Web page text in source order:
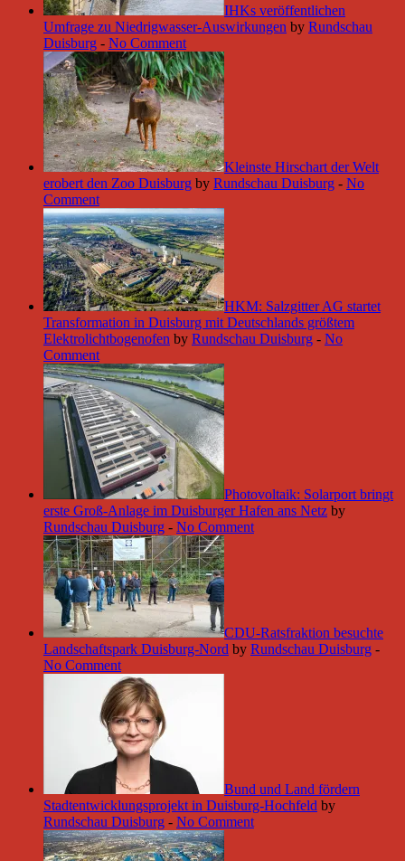
IHKs veröffentlichen
Umfrage zu Niedrigwasser-Auswirkungen by Rundschau
Duisburg - No Comment
Kleinste Hirschart der Welt
erobert den Zoo Duisburg by Rundschau Duisburg - No
Comment
HKM: Salzgitter AG startet
Transformation in Duisburg mit Deutschlands größtem
Elektrolichtbogenofen by Rundschau Duisburg - No
Comment
Photovoltaik: Solarport bringt
erste Groß-Anlage im Duisburger Hafen ans Netz by
Rundschau Duisburg - No Comment
CDU-Ratsfraktion besuchte
Landschaftspark Duisburg-Nord by Rundschau Duisburg -
No Comment
Bund und Land fördern
Stadtentwicklungsprojekt in Duisburg-Hochfeld by
Rundschau Duisburg - No Comment